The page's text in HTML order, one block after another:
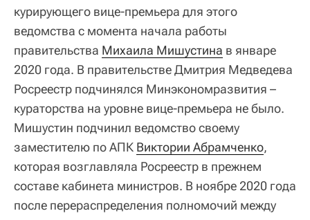
курирующего вице-премьера для этого
ведомства с момента начала работы
правительства Михаила Мишустина в январе
2020 года. В правительстве Дмитрия Медведева
Росреестр подчинялся Минэкономразвития –
кураторства на уровне вице-премьера не было.
Мишустин подчинил ведомство своему
заместителю по АПК Виктории Абрамченко,
которая возглавляла Росреестр в прежнем
составе кабинета министров. В ноябре 2020 года
после перераспределения полномочий между